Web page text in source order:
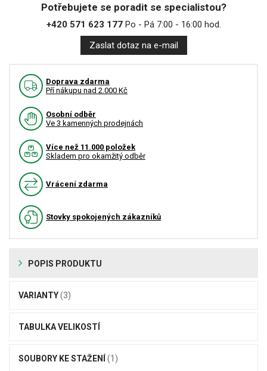
Potřebujete se poradit se specialistou?
+420 571 623 177Po - Pá 7:00 - 16:00 hod.
Zaslat dotaz na e-mail
Doprava zdarma
Pří nákupu nad 2.000 Kč
Osobní odběr
Ve 3 kamenných prodejnách
Více než 11.000 položek
Skladem pro okamžitý odběr
Vrácení zdarma
Stovky spokojených zákazníků
POPIS PRODUKTU
VARIANTY(3)
TABULKA VELIKOSTÍ
SOUBORY KE STAŽENÍ (1)